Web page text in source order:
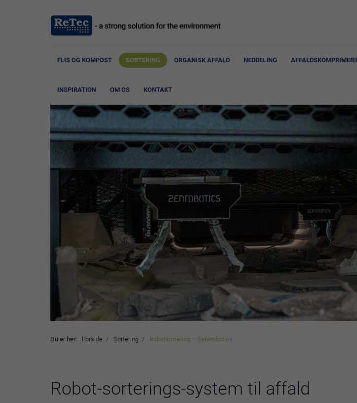
FLIS OG KOMPOST SORTERING ORGANISK AFFALD NEDDELING
INSPIRATION OM OS KONTAKT
Du er her: Forside Sortering Robotsortering – ZenRobotics
Robot-sorterings-system til affald